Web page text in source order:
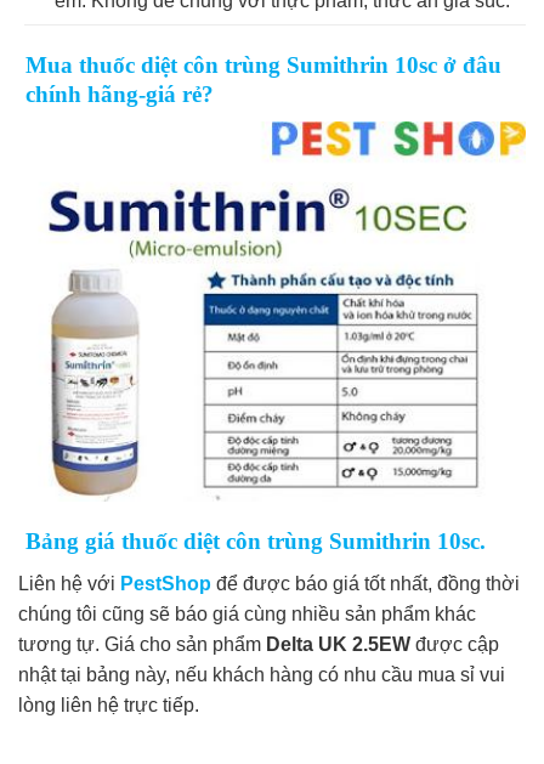
Mua thuốc diệt côn trùng Sumithrin 10sc ở đâu
chính hãng-giá rẻ?
Bảng giá thuốc diệt côn trùng Sumithrin 10sc.
Liên hệ với PestShop để được báo giá tốt nhất, đồng thời
chúng tôi cũng sẽ báo giá cùng nhiều sản phẩm khác
tương tự. Giá cho sản phẩm Delta UK 2.5EW được cập
nhật tại bảng này, nếu khách hàng có nhu cầu mua sỉ vui
lòng liên hệ trực tiếp.